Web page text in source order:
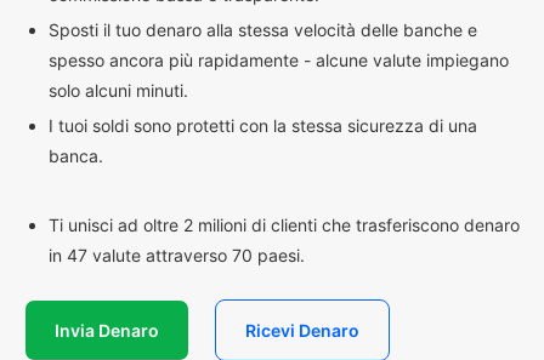
Sposti il tuo denaro alla stessa velocità delle banche e
spesso ancora più rapidamente - alcune valute impiegano
solo alcuni minuti.
I tuoi soldi sono protetti con la stessa sicurezza di una
banca.
Ti unisci ad oltre 2 milioni di clienti che trasferiscono denaro
in 47 valute attraverso 70 paesi.
Invia Denaro Ricevi Denaro